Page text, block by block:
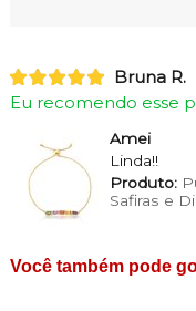
Bruna R.
Eu recomendo esse
Amei
Linda!!
Produto:
Safiras e
Você também pode